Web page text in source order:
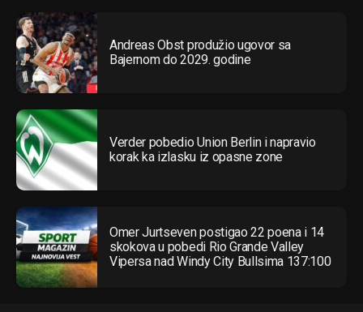
Andreas Obst produžio ugovor sa
Bajernom do 2029. godine
Verder pobedio Union Berlin i napravio
korak ka izlasku iz opasne zone
Omer Jurtseven postigao 22 poena i 14
skokova u pobedi Rio Grande Valley
Vipersa nad Windy City Bullsima 137:100